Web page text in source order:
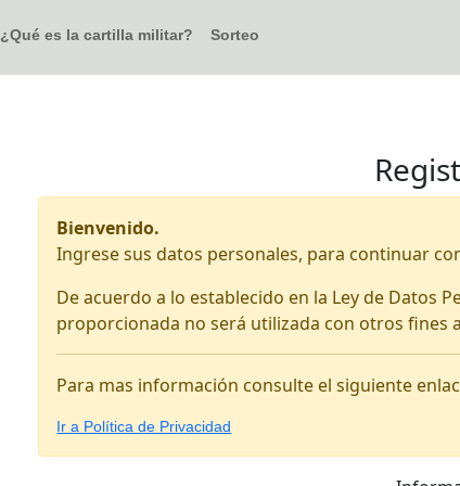
¿Qué es la cartilla militar? Sorteo
Bienvenido.
Ingrese sus datos personales, para continuar
De acuerdo a lo establecido en la Ley de Datos
proporcionada no será utilizada con otros fines
Para mas información consulte el siguiente
Ir a Política de Privacidad